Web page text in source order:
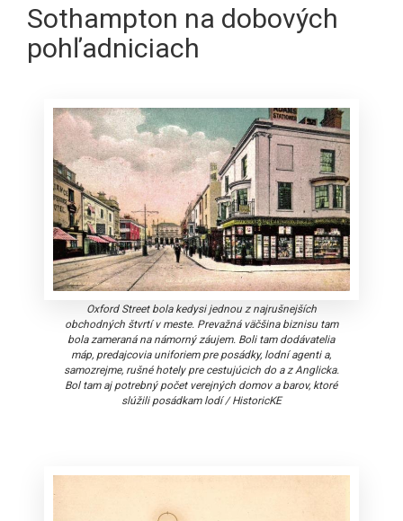
Sothampton na dobových
pohľadniciach
Oxford Street bola kedysi jednou z najrušnejších
obchodných štvrtí v meste. Prevažná väčšina biznisu tam
bola zameraná na námorný záujem. Boli tam dodávatelia
máp, predajcovia uniforiem pre posádky, lodní agenti a,
samozrejme, rušné hotely pre cestujúcich do a z Anglicka.
Bol tam aj potrebný počet verejných domov a barov, ktoré
slúžili posádkam lodí/HistoricKE